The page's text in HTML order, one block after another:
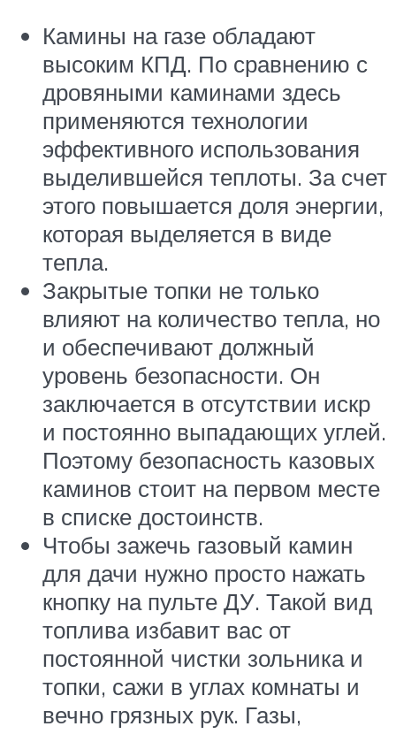
Камины на газе обладают
высоким КПД. По сравнению с
дровяными каминами здесь
применяются технологии
эффективного использования
выделившейся теплоты. За счет
этого повышается доля энергии,
которая выделяется в виде
тепла.
Закрытые топки не только
влияют на количество тепла, но
и обеспечивают должный
уровень безопасности. Он
заключается в отсутствии искр
и постоянно выпадающих углей.
Поэтому безопасность казовых
каминов стоит на первом месте
в списке достоинств.
Чтобы зажечь газовый камин
для дачи нужно просто нажать
кнопку на пульте ДУ. Такой вид
топлива избавит вас от
постоянной чистки зольника и
топки, сажи в углах комнаты и
вечно грязных рук. Газы,